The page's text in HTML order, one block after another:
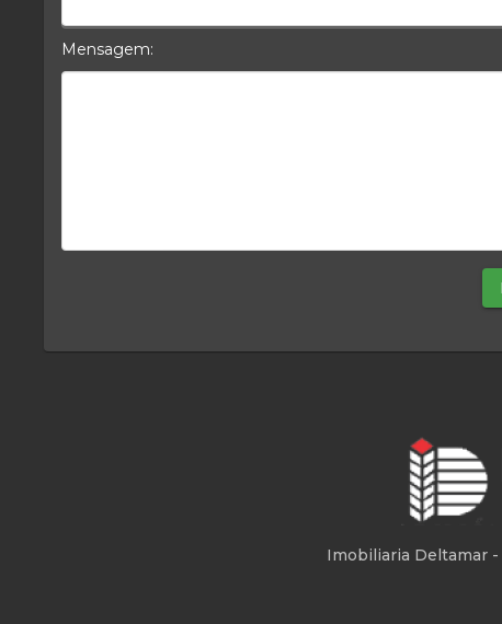
Mensagem:
Imobiliaria Deltamar -